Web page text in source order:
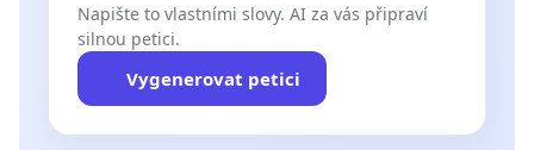
Napište to vlastními slovy. AI za vás připraví
silnou petici.
Vygenerovat petici